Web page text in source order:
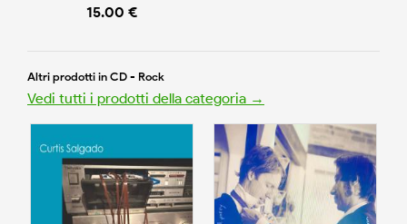
15.00 €
Altri prodotti in CD - Rock
Vedi tutti i prodotti della categoria →